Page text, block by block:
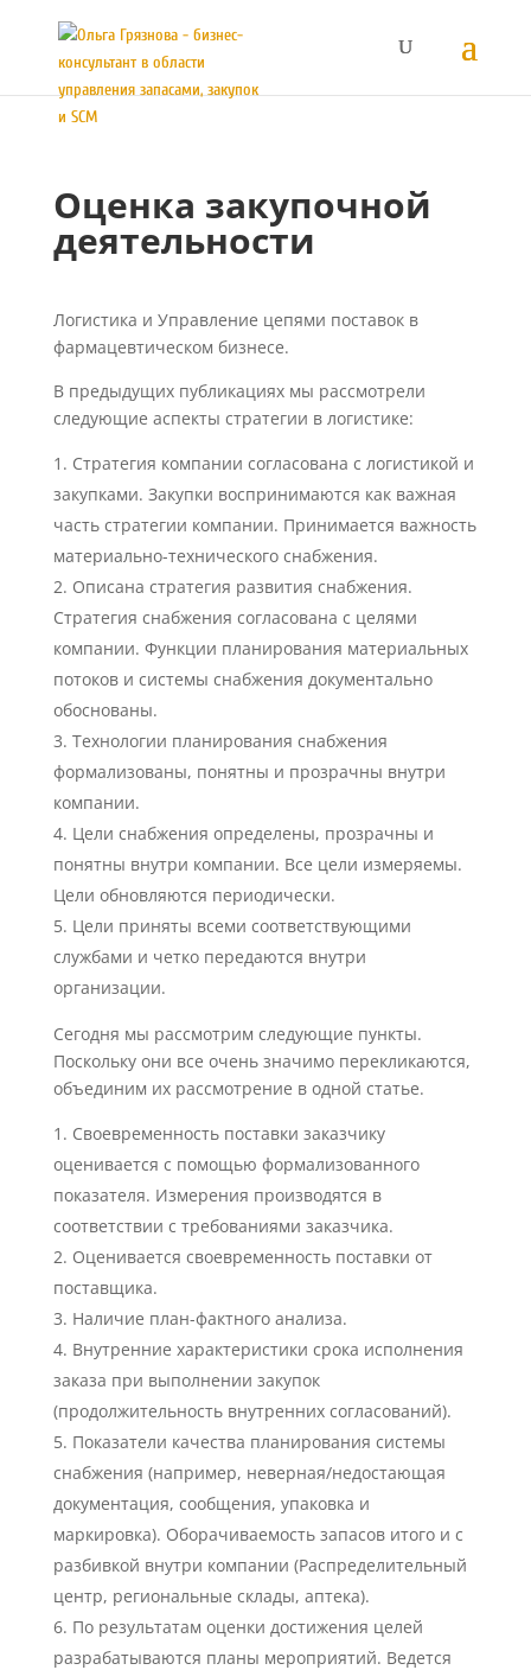
Оценка закупочной
деятельности
Логистика и Управление цепями поставок в
фармацевтическом бизнесе.
В предыдущих публикациях мы рассмотрели
следующие аспекты стратегии в логистике:
Стратегия компании согласована с логистикой и
закупками. Закупки воспринимаются как важная
часть стратегии компании. Принимается важность
материально-технического снабжения.
Описана стратегия развития снабжения.
Стратегия снабжения согласована с целями
компании. Функции планирования материальных
потоков и системы снабжения документально
обоснованы.
Технологии планирования снабжения
формализованы, понятны и прозрачны внутри
компании.
Цели снабжения определены, прозрачны и
понятны внутри компании. Все цели измеряемы.
Цели обновляются периодически.
Цели приняты всеми соответствующими
службами и четко передаются внутри
организации.
Сегодня мы рассмотрим следующие пункты.
Поскольку они все очень значимо перекликаются,
объединим их рассмотрение в одной статье.
Своевременность поставки заказчику
оценивается с помощью формализованного
показателя. Измерения производятся в
соответствии с требованиями заказчика.
Оценивается своевременность поставки от
поставщика.
Наличие план-фактного анализа.
Внутренние характеристики срока исполнения
заказа при выполнении закупок
(продолжительность внутренних согласований).
Показатели качества планирования системы
снабжения (например, неверная/недостающая
документация, сообщения, упаковка и
маркировка). Оборачиваемость запасов итого и с
разбивкой внутри компании (Распределительный
центр, региональные склады, аптека).
По результатам оценки достижения целей
разрабатываются планы мероприятий. Ведется